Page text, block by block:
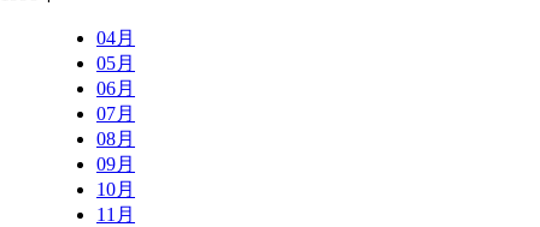
04月
05月
06月
07月
08月
09月
10月
11月